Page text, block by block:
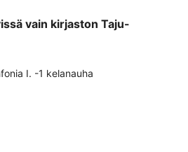
vain kirjaston Taju-
I. -1 kelanauha